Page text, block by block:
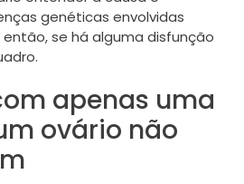
genéticas envolvidas
então, se há alguma disfunção
apenas uma
ovário não